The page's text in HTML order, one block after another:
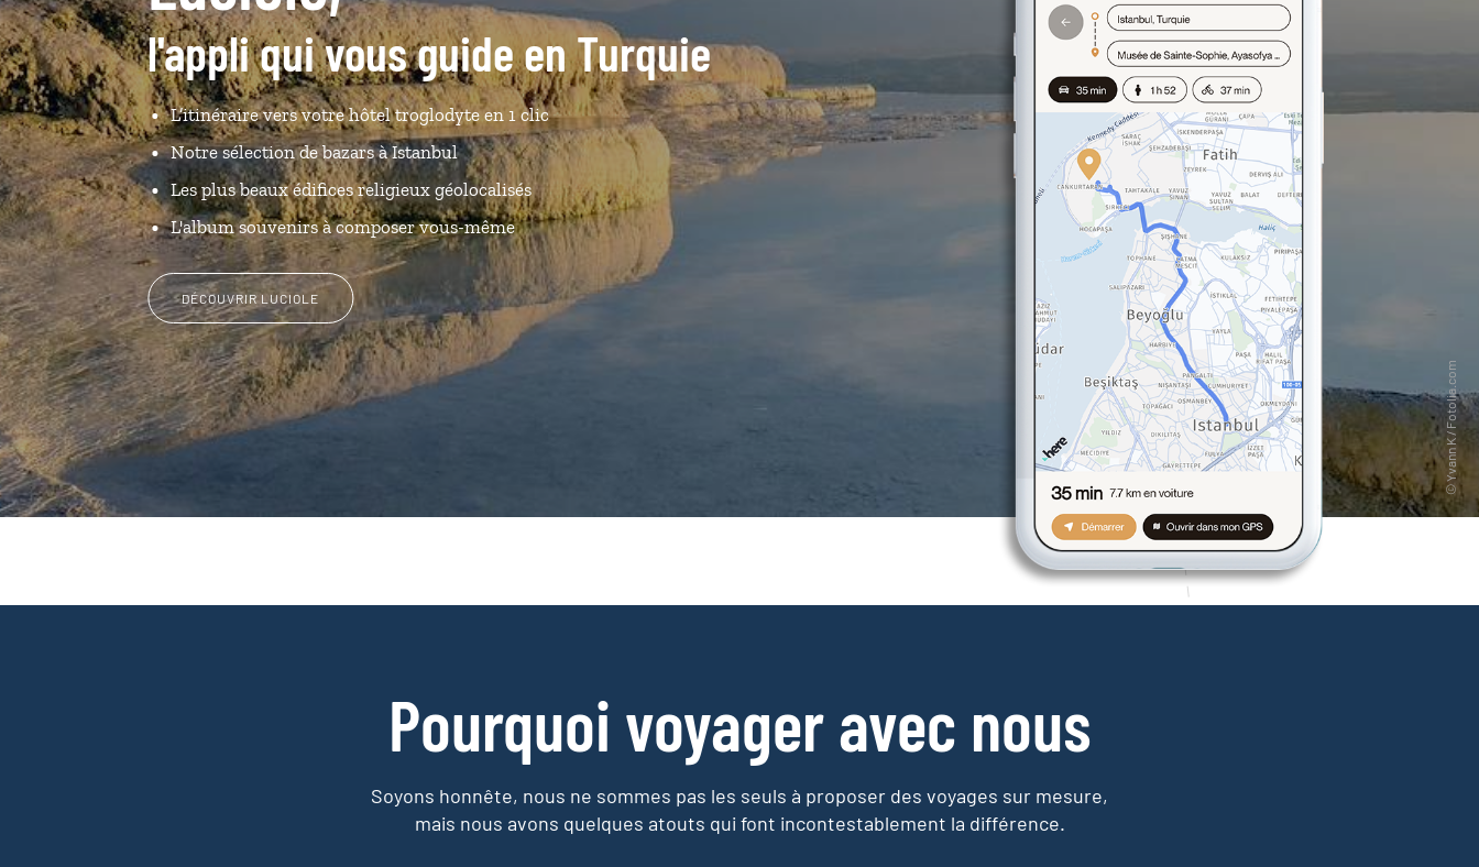
l'appli qui vous guide en Turquie
L’itinéraire vers votre hôtel troglodyte en 1 clic
Notre sélection de bazars à Istanbul
Les plus beaux édifices religieux géolocalisés
L'album souvenirs à composer vous-même
DÉCOUVRIR LUCIOLE
Pourquoi voyager avec nous
Soyons honnête, nous ne sommes pas les seuls à proposer des voyages sur mesure,
mais nous avons quelques atouts qui font incontestablement la différence.